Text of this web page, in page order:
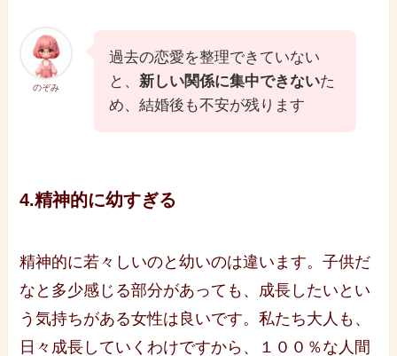
のぞみ
過去の恋愛を整理できていない
と、新しい関係に集中できないた
め、結婚後も不安が残ります
4.精神的に幼すぎる
精神的に若々しいのと幼いのは違います。子供だ
なと多少感じる部分があっても、成長したいとい
う気持ちがある女性は良いです。私たち大人も、
日々成長していくわけですから、１００％な人間